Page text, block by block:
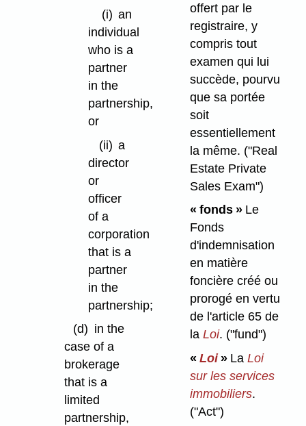
(i) an
individual
who is a
partner
in the
partnership,
or
(ii) a
director
or
officer
of a
corporation
that is a
partner
in the
partnership;
(d) in the
case of a
brokerage
that is a
limited
partnership,
offert par le
registraire, y
compris tout
examen qui lui
succède, pourvu
que sa portée
soit
essentiellement
la même. ("Real
Estate Private
Sales Exam")
« fonds »Le
Fonds
d'indemnisation
en matière
foncière créé ou
prorogé en vertu
de l'article 65 de
la Loi. ("fund")
« Loi»La Loi
sur les services
immobiliers.
("Act")